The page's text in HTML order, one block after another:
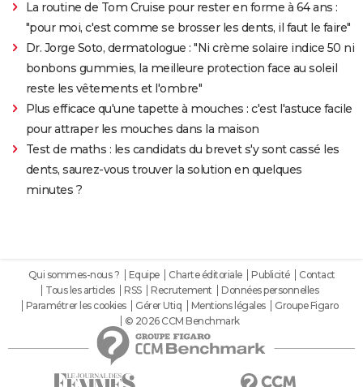
La routine de Tom Cruise pour rester en forme à 64 ans :
"pour moi, c'est comme se brosser les dents, il faut le faire"
Dr. Jorge Soto, dermatologue : "Ni crème solaire indice 50 ni
bonbons gummies, la meilleure protection face au soleil
reste les vêtements et l'ombre"
Plus efficace qu'une tapette à mouches : c'est l'astuce facile
pour attraper les mouches dans la maison
Test de maths : les candidats du brevet s'y sont cassé les
dents, saurez-vous trouver la solution en quelques
minutes ?
Qui sommes-nous ? Equipe Charte éditoriale Publicité
Contact
Tous les articles
RSS Recrutement
Données personnelles
Paramétrer les cookies
Gérer Utiq Mentions légales
Groupe Figaro
© 2026 CCM Benchmark